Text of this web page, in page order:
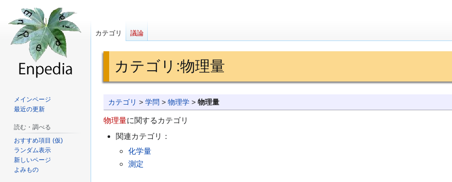
カテゴリ :物理量
ナ
ビ
ゲ
ー
検
索
に
移
カテゴリ >学問 >物理学 >物理量
物理量に関するカテゴリ
関連カテゴリ：
化学量
測定
カテゴリ 議論
メインページ
最近の更新
読む・調べる
おすすめ項目 (仮)
ランダム表示
新しいページ
よみもの